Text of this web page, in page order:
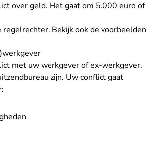
over geld. Het gaat om 5.000 euro of
regelrechter. Bekijk ook de voorbeelden
met uw werkgever of ex-werkgever.
zijn. Uw conflict gaat